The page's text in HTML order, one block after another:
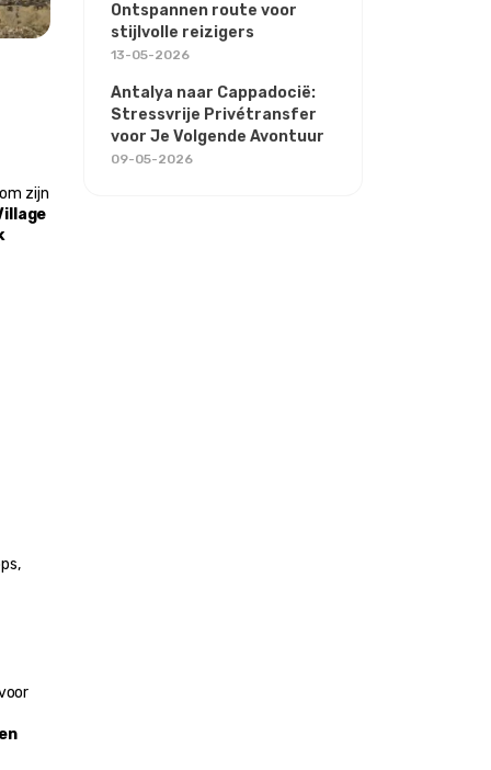
zijn
Ontspannen route voor
stijlvolle reizigers
13-05-2026
Antalya naar Cappadocië:
Stressvrije Privétransfer
voor Je Volgende Avontuur
09-05-2026